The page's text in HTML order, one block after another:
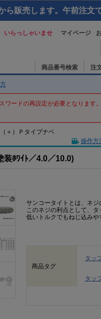
ら販売します。午前注文
いらっしゃいませ マイページ
商品番号検索 注
ードの再設定が必要となります。
＋）Ｐタイプナベ
操作方
ﾎﾜｲﾄ／4.0／10.0)
サンコータイトとは、ネジ
このネジの利点として、タ
低いトルクでもねじ込みや
商品タグ
タッ
タッ